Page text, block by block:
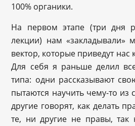
100% органики.
На первом этапе (три дня
лекции) нам «закладывали»
вектор, которые приведут
Для себя я раньше делил
типа: одни рассказывают
пытаются научить чему-то из
другие говорят, как делать
те, ни другие не правы, так